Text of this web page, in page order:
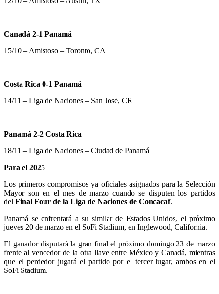
Canadá 2-1 Panamá
15/10 – Amistoso – Toronto, CA
Costa Rica 0-1 Panamá
14/11 – Liga de Naciones – San José, CR
Panamá 2-2 Costa Rica
18/11 – Liga de Naciones – Ciudad de Panamá
Para el 2025
Los primeros compromisos ya oficiales asignados para la Selección
Mayor son en el mes de marzo cuando se disputen los partidos
del Final Four de la Liga de Naciones de Concacaf.
Panamá se enfrentará a su similar de Estados Unidos, el próximo
jueves 20 de marzo en el SoFi Stadium, en Inglewood, California.
El ganador disputará la gran final el próximo domingo 23 de marzo
frente al vencedor de la otra llave entre México y Canadá, mientras
que el perdedor jugará el partido por el tercer lugar, ambos en el
SoFi Stadium.